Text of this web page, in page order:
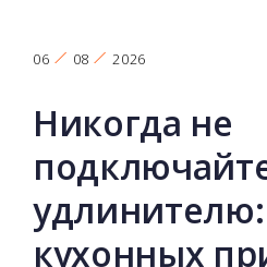
06 08 2026
Никогда не
кухонных